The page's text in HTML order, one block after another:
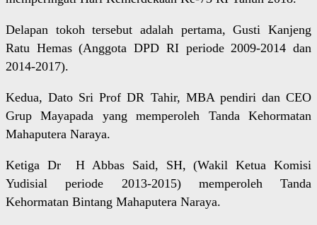
Delapan tokoh tersebut adalah pertama, Gusti Kanjeng
Ratu Hemas (Anggota DPD RI periode 2009-2014 dan
2014-2017).
Kedua, Dato Sri Prof DR Tahir, MBA pendiri dan CEO
Grup Mayapada yang memperoleh Tanda Kehormatan
Mahaputera Naraya.
Ketiga Dr H Abbas Said, SH, (Wakil Ketua Komisi
Yudisial periode 2013-2015) memperoleh Tanda
Kehormatan Bintang Mahaputera Naraya.